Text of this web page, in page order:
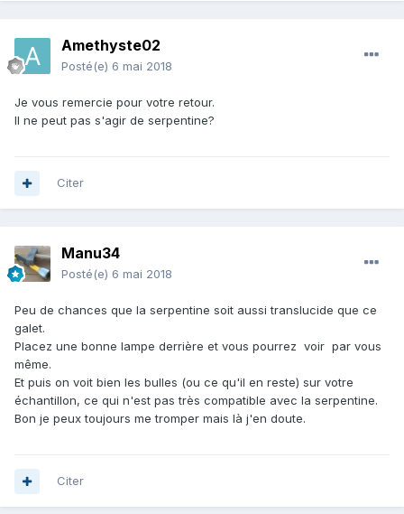
Amethyste02
Posté(e) 6 mai 2018
Je vous remercie pour votre retour.
Il ne peut pas s'agir de serpentine?
Citer
Manu34
Posté(e) 6 mai 2018
Peu de chances que la serpentine soit aussi translucide que ce
galet.
Placez une bonne lampe derrière et vous pourrez voir par vous
même.
Et puis on voit bien les bulles (ou ce qu'il en reste) sur votre
échantillon, ce qui n'est pas très compatible avec la serpentine.
Bon je peux toujours me tromper mais là j'en doute.
Citer